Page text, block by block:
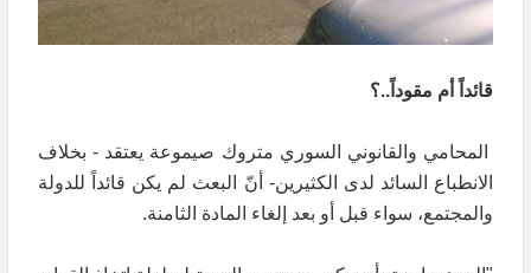
قائداً أم مقوداً..؟
المحامي والقانوني السوري متروك صيموعة يعتقد - بخلاف
الانطباع السائد لدى الكثيرين- أنّ البعث لم يكن قائداً للدولة
والمجتمع، سواء قبل أو بعد إلغاء المادة الثامنة.